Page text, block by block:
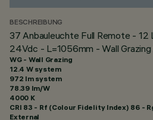
BESCHREIBUNG
37 Anbauleuchte Full Remote -
24Vdc - L=1056mm - Wall
WG - Wall Grazing
12.4 W system
972 lm system
78.39 lm/W
4000 K
CRI 83 - Rf (Colour Fidelity Index) 86 -
External